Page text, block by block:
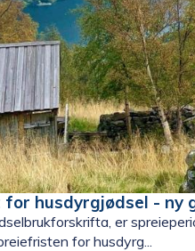
husdyrgjødsel - ny
er
for husdyrg...